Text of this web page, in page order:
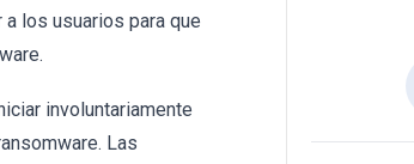
los usuarios para que
involuntariamente
Las